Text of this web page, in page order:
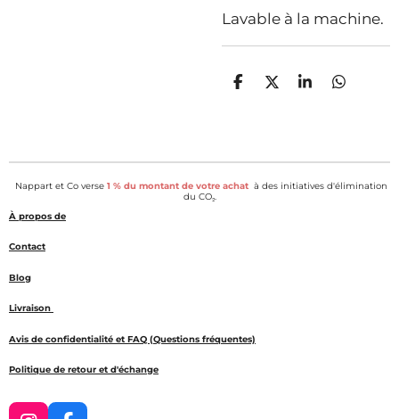
Lavable à la machine.
P
g
r
P
g
r
P
g
e
r
P
g
e
r
Nappart et Co verse 1 % du montant de votre achat à des initiatives d'élimination
du CO₂.
À propos de
Contact
Blog
Livraison
Avis de confidentialité et FAQ (Questions fréquentes)
Politique de retour et d'échange